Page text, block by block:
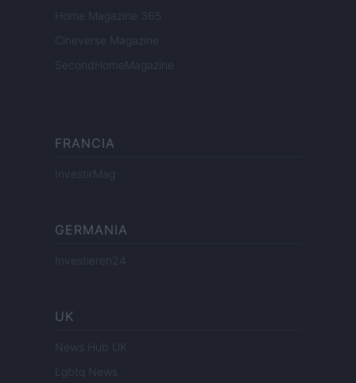
Home Magazine 365
Cineverse Magazine
SecondHomeMagazine
FRANCIA
InvestirMag
GERMANIA
Investieren24
UK
News Hub UK
Lgbtq News